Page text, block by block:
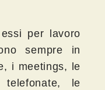
per lavoro
sempre in
i meetings, le
le